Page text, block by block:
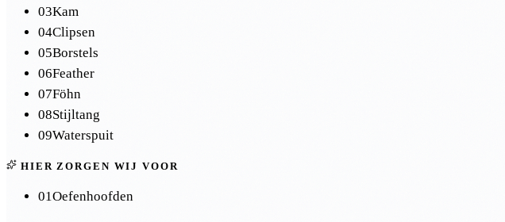
03Kam
04Clipsen
05Borstels
06Feather
07Föhn
08Stijltang
09Waterspuit
HIER ZORGEN WIJ VOOR
01Oefenhoofden